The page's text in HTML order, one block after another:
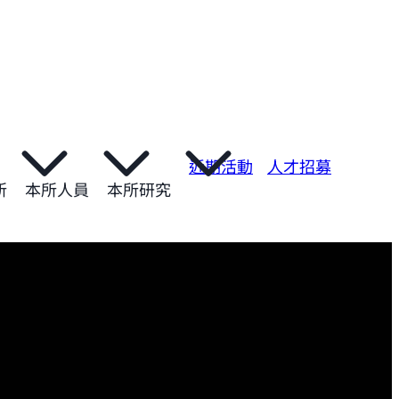
本所人員 本所研究
近期活動 人才招募